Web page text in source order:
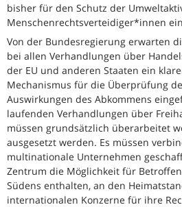
bisher für den Schutz der
Menschenrechtsverteidiger*innen
Von der Bundesregierung erwarten
bei allen Verhandlungen über
der EU und anderen Staaten ein
Mechanismus für die Überprüfung
Auswirkungen des Abkommens
laufenden Verhandlungen über
müssen grundsätzlich überarbeitet
ausgesetzt werden. Es müssen
multinationale Unternehmen
Zentrum die Möglichkeit für
Südens enthalten, an den
internationalen Konzerne für ihre